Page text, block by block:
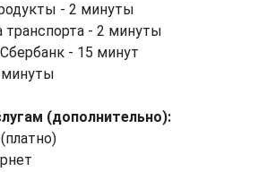
- 2 минуты
транспорта - 2 минуты
- 15 минут
минуты
(дополнительно):